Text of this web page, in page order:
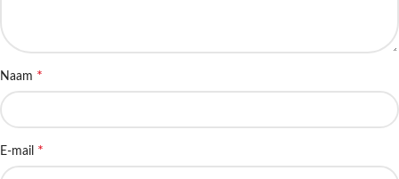
Naam *
E-mail *